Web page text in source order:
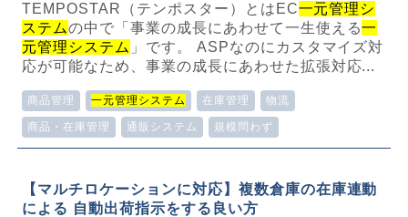
TEMPOSTAR（テンポスター）とはEC一元管理シ
ステムの中で「事業の成長にあわせて一生使える一
元管理システム 」です。 ASPなのにカスタマイズ対
応が可能なため、事業の成長にあわせた拡張対応...
商品管理 一元管理システム 在庫管理 物流
商品・在庫管理 通販システム 規模問わず
【マルチロケーションに対応】複数倉庫の在庫連動
による 自動出荷指示をする良い方